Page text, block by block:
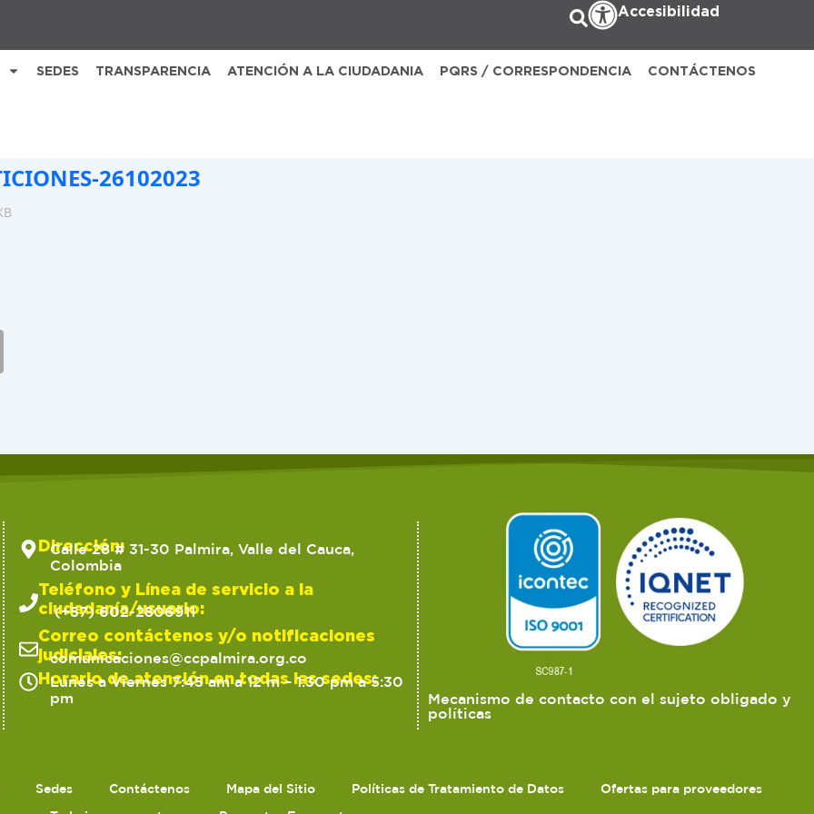
Accesibilidad
SEDES TRANSPARENCIA ATENCIÓN A LA CIUDADANIA PQRS / CORRESPONDENCIA CONTÁCTENOS
26102023
Dirección:
Calle 28 # 31-30 Palmira, Valle del Cauca,
Colombia
Teléfono y Línea de servicio a la
ciudadanía/usuario:
(+57) 602-2806911
Correo contáctenos y/o notificaciones
judiciales:
comunicaciones@ccpalmira.org.co
Horario de atención en todas las sedes:
Lunes a Viernes 7:45 am a 12 m – 1:30 pm a 5:30
pm
Mecanismo de contacto con el sujeto obligado y
políticas
Sedes Contáctenos Mapa del Sitio Políticas de Tratamiento de Datos
Ofertas para proveedores